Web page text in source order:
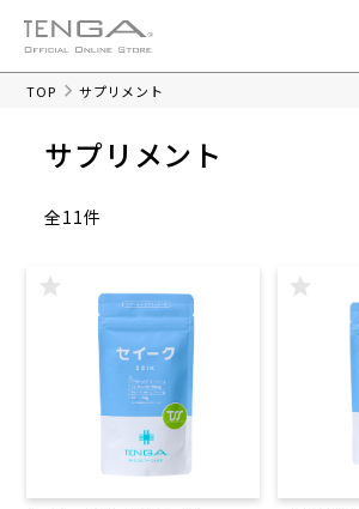
TOP サプリメント
サプリメント
全11件